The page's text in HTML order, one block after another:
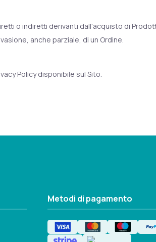
o indiretti derivanti dall'acquisto di
anche parziale, di un Ordine.
Policy disponibile sul Sito.
Metodi di pagamento